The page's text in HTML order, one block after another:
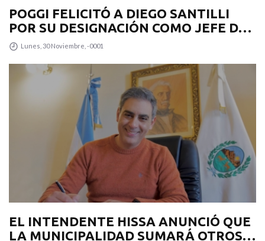
POGGI FELICITÓ A DIEGO SANTILLI
POR SU DESIGNACIÓN COMO JEFE DE
GABINETE
Lunes, 30 Noviembre, -0001
EL INTENDENTE HISSA ANUNCIÓ QUE
LA MUNICIPALIDAD SUMARÁ OTROS